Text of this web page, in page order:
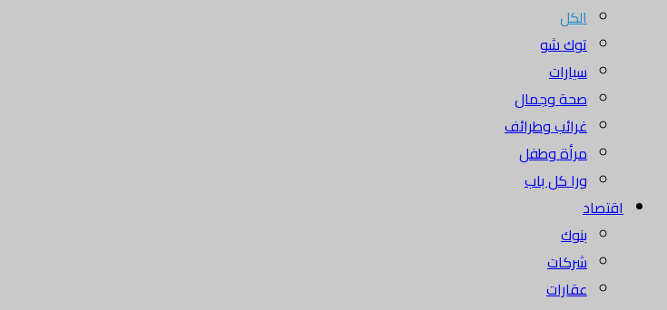
الكل
توك شو
سيارات
صحة وجمال
غرائب وطرائف
مرأة وطفل
ورا كل باب
اقتصاد
بنوك
شركات
عقارات